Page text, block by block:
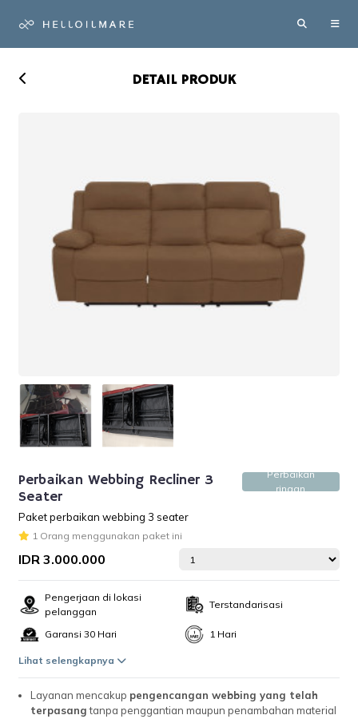
DETAIL PRODUK
Perbaikan Webbing Recliner 3
Seater
Perbaikan
ringan
Paket perbaikan webbing 3 seater
1 Orang menggunakan paket ini
IDR 3.000.000
Pengerjaan di lokasi
pelanggan
Terstandarisasi
Garansi 30 Hari 1 Hari
Lihat selengkapnya
Layanan mencakup pengencangan webbing yang telah
terpasangtanpa penggantian maupun penambahan material